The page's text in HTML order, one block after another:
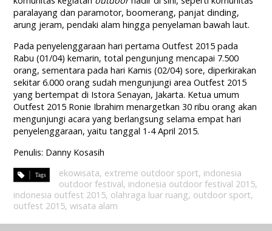
paralayang dan paramotor, boomerang, panjat dinding,
arung jeram, pendaki alam hingga penyelaman bawah laut.
Pada penyelenggaraan hari pertama Outfest 2015 pada
Rabu (01/04) kemarin, total pengunjung mencapai 7.500
orang, sementara pada hari Kamis (02/04) sore, diperkirakan
sekitar 6.000 orang sudah mengunjungi area Outfest 2015
yang bertempat di Istora Senayan, Jakarta. Ketua umum
Outfest 2015 Ronie Ibrahim menargetkan 30 ribu orang akan
mengunjungi acara yang berlangsung selama empat hari
penyelenggaraan, yaitu tanggal 1-4 April 2015.
Penulis: Danny Kosasih
ekowisata, extreme outdoor sport, indonesia
outdoor festival, indonesia outdoor festival 2015,
indonesia outfest 2015, olahraga luar ruang, outdoor sport,
outfest 2015,wisata alam